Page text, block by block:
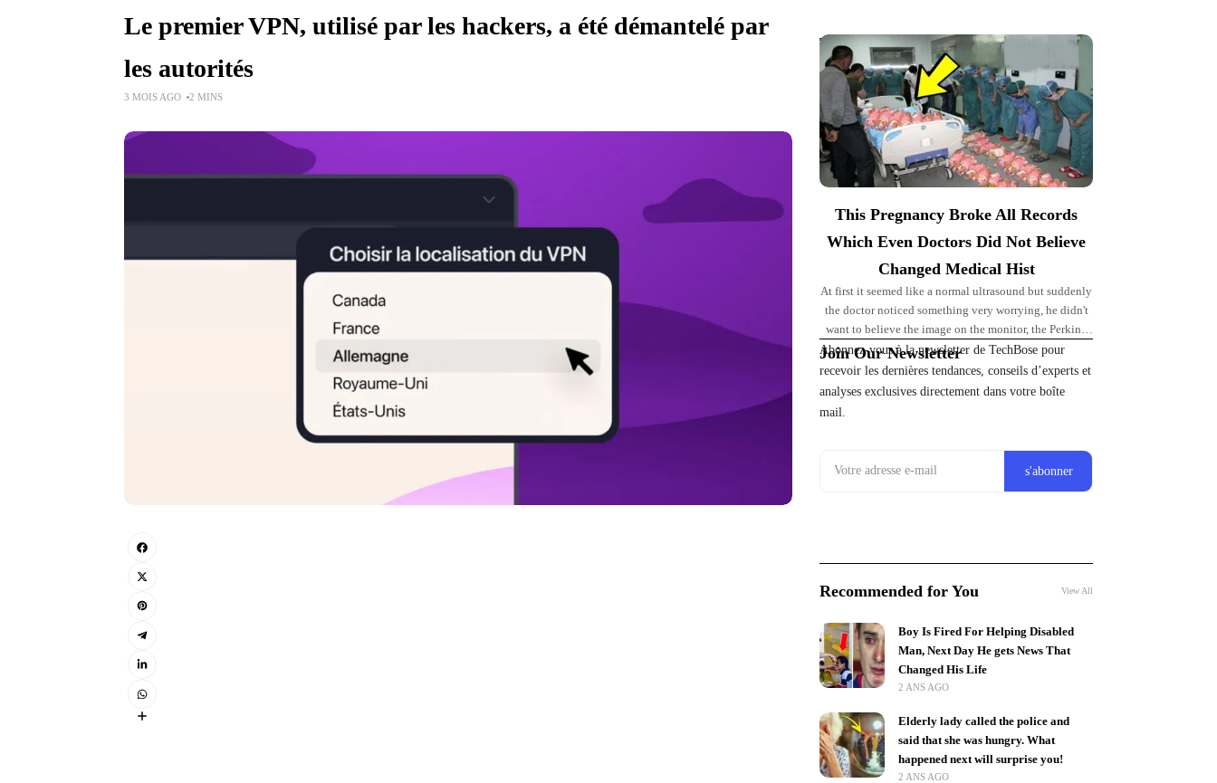
Le premier VPN, utilisé par les hackers, a été démantelé par
les autorités
3 MOIS AGO 2 MINS
Top Picks for You
This Pregnancy Broke All Records
Which Even Doctors Did Not Believe
Changed Medical Hist
At first it seemed like a normal ultrasound but suddenly
the doctor noticed something very worrying, he didn't
want to believe the image on the monitor, the Perkins'
pregnancy took
Join Our Newsletter
Abonnez-vous à la newsletter de TechBose pour
recevoir les dernières tendances, conseils d’experts et
analyses exclusives directement dans votre boîte
mail.
Recommended for You View All
Boy Is Fired For Helping Disabled
Man, Next Day He gets News That
Changed His Life
2 ANS AGO
Elderly lady called the police and
said that she was hungry. What
happened next will surprise you!
2 ANS AGO